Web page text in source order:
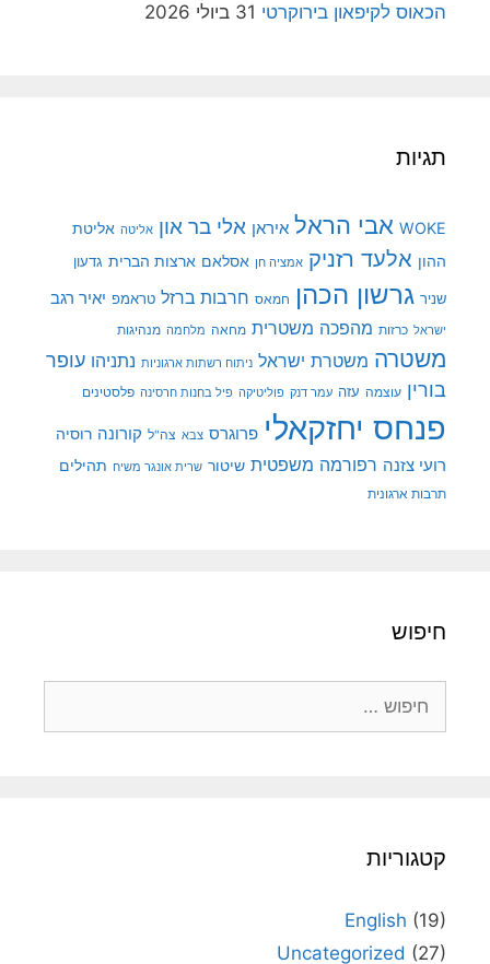
הכאוס לקיפאון בירוקרטי 31 ביולי 2026
תגיות
WOKE אבי הראל איראן אלי בר און אליטה אליטת
ההון אלעד רזניק אמציה חן אסלאם ארצות הברית גדעון
שניר גרשון הכהן חמאס חרבות ברזל טראמפ יאיר רגב
ישראל כרזות מהפכה משטרית מחאה מלחמה מנהיגות
משטרה משטרת ישראל ניתוח רשתות ארגוניות נתניהו עופר
בורין עוצמה עזה עמר דנק פוליטיקה פיל בחנות חרסינה פלסטינים
פנחס יחזקאלי פרוגרס צבא צה"ל קורונה רוסיה
רועי צזנה רפורמה משפטית שיטור שרית אונגר משיח תהילים
תרבות ארגונית
חיפוש
קטגוריות
English (19)
Uncategorized (27)